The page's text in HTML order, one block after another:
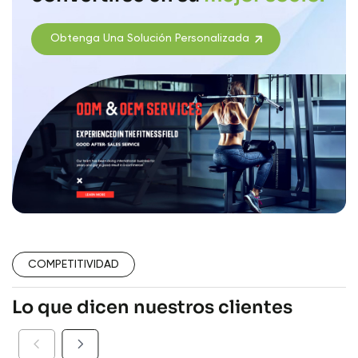
Obtenga Una Solución Personalizada
COMPETITIVIDAD
Lo que dicen nuestros clientes